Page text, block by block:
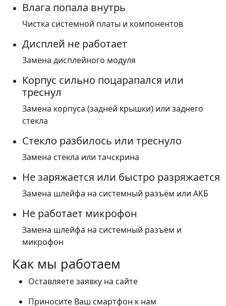
Влага попала внутрь
Чистка системной платы и компонентов
Дисплей не работает
Замена дисплейного модуля
Корпус сильно поцарапался или
треснул
Замена корпуса (задней крышки) или заднего
стекла
Стекло разбилось или треснуло
Замена стекла или тачскрина
Не заряжается или быстро разряжается
Замена шлейфа на системный разъём или АКБ
Не работает микрофон
Замена шлейфа на системный разъём и
микрофон
Как мы работаем
Оставляете заявку на сайте
Приносите Ваш смартфон к нам